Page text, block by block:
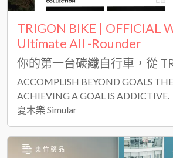
TRIGON BIKE | OFFICIAL
Ultimate All -Rounder
你的第一台碳纖自行車，從
ACCOMPLISH BEYOND GOALS
ACHIEVING A GOAL IS ADDICTIVE.
夏木樂 Simular